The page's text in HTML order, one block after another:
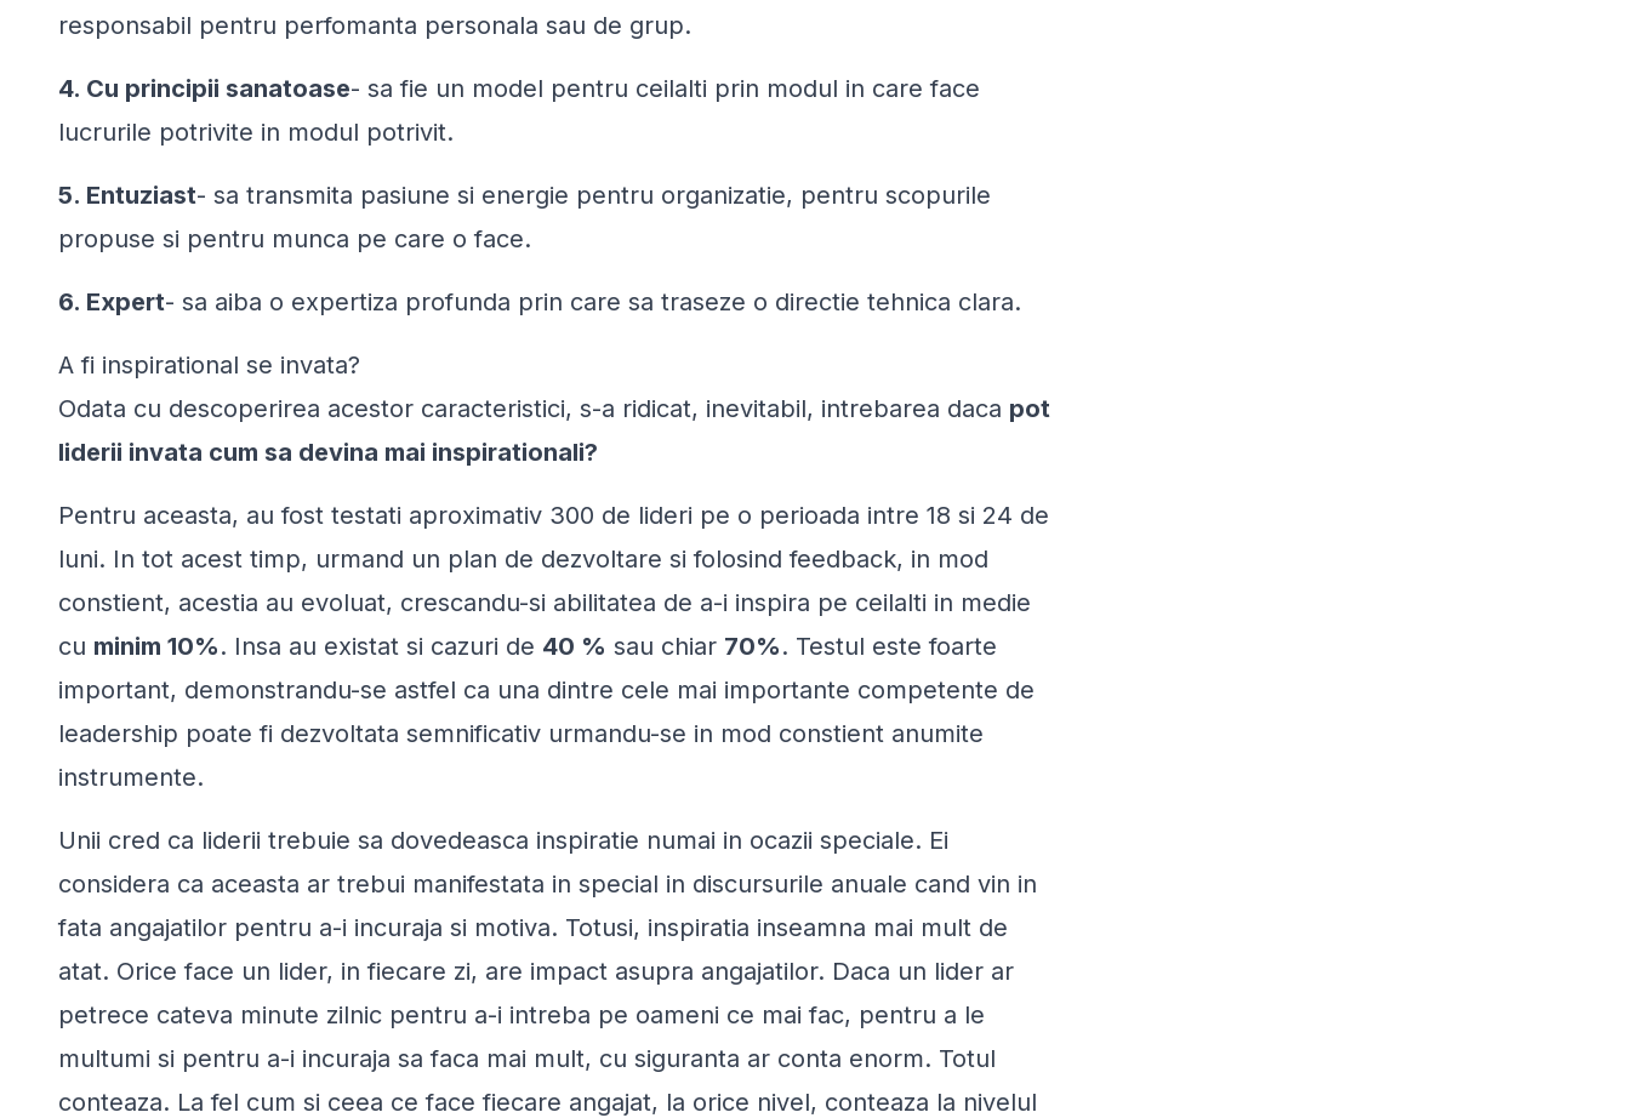
responsabil pentru perfomanta personala sau de grup.
4. Cu principii sanatoase- sa fie un model pentru ceilalti prin modul in care face
lucrurile potrivite in modul potrivit.
5. Entuziast- sa transmita pasiune si energie pentru organizatie, pentru scopurile
propuse si pentru munca pe care o face.
6. Expert- sa aiba o expertiza profunda prin care sa traseze o directie tehnica clara.
A fi inspirational se invata?
Odata cu descoperirea acestor caracteristici, s-a ridicat, inevitabil, intrebarea daca pot
liderii invata cum sa devina mai inspirationali?
Pentru aceasta, au fost testati aproximativ 300 de lideri pe o perioada intre 18 si 24 de
luni. In tot acest timp, urmand un plan de dezvoltare si folosind feedback, in mod
constient, acestia au evoluat, crescandu-si abilitatea de a-i inspira pe ceilalti in medie
cu minim 10%. Insa au existat si cazuri de 40 % sau chiar 70%. Testul este foarte
important, demonstrandu-se astfel ca una dintre cele mai importante competente de
leadership poate fi dezvoltata semnificativ urmandu-se in mod constient anumite
instrumente.
Unii cred ca liderii trebuie sa dovedeasca inspiratie numai in ocazii speciale. Ei
considera ca aceasta ar trebui manifestata in special in discursurile anuale cand vin in
fata angajatilor pentru a-i incuraja si motiva. Totusi, inspiratia inseamna mai mult de
atat. Orice face un lider, in fiecare zi, are impact asupra angajatilor. Daca un lider ar
petrece cateva minute zilnic pentru a-i intreba pe oameni ce mai fac, pentru a le
multumi si pentru a-i incuraja sa faca mai mult, cu siguranta ar conta enorm. Totul
conteaza. La fel cum si ceea ce face fiecare angajat, la orice nivel, conteaza la nivelul